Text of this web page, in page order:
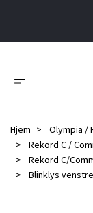
Hjem
Olympia /
Rekord C /
Rekord C/
Blinklys